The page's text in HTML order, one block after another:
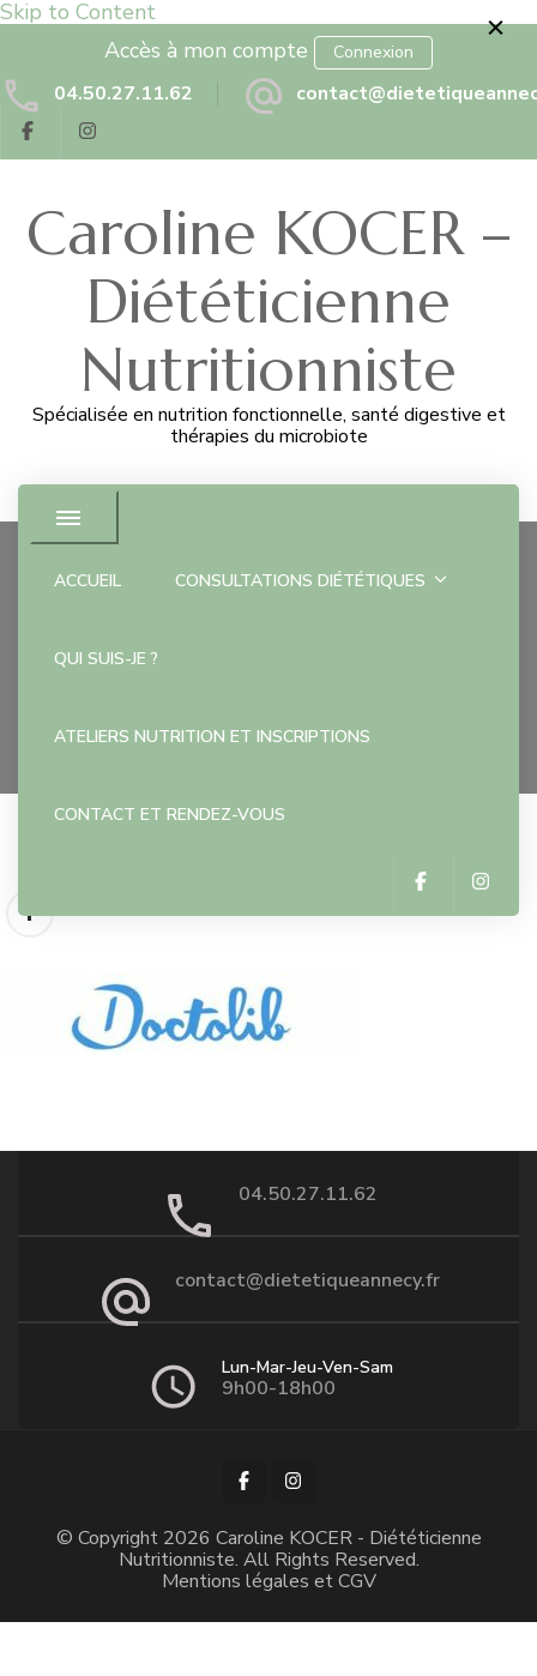
Skip to Content
Accès à mon compte
Connexion
04.50.27.11.62
Caroline KOCER –
Diététicienne
Nutritionniste
Spécialisée en nutrition fonctionnelle, santé digestive et
thérapies du microbiote
ACCUEIL CONSULTATIONS DIÉTÉTIQUES
QUI SUIS-JE ?
ATELIERS NUTRITION ET INSCRIPTIONS
CONTACT ET RENDEZ-VOUS
04.50.27.11.62
contact@dietetiqueannecy.fr
Lun-Mar-Jeu-Ven-Sam
9h00-18h00
© Copyright 2026 Caroline KOCER - Diététicienne
Nutritionniste. All Rights Reserved.
Mentions légales et CGV